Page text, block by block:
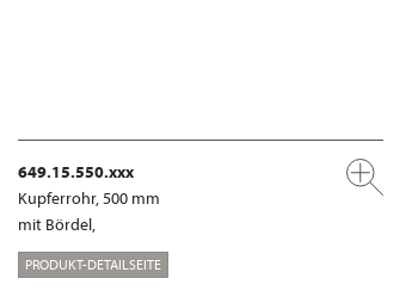
649.15.550.xxx
Kupferrohr, 500 mm
mit Bördel,
PRODUKT-DETAILSEITE